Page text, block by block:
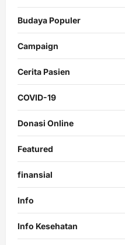
Budaya Populer
Campaign
Cerita Pasien
COVID-19
Donasi Online
Featured
finansial
Info
Info Kesehatan